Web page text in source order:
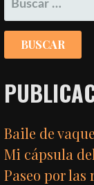
Baile de
Mi cápsula
Paseo por las